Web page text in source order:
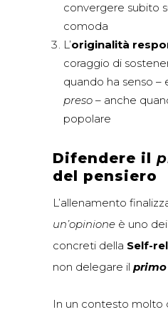
convergere subito
comoda
L’originalità
coraggio di
quando ha senso –
preso – anche
popolare
Difendere il
del pensiero
L’allenamento
un’opinione è uno
concreti della Self-
non delegare il
In un contesto molto